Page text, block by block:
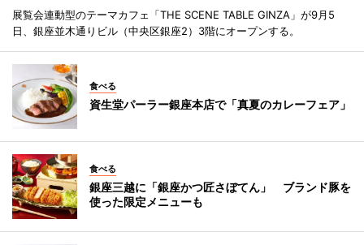
展覧会連動型のテーマカフェ「THE SCENE TABLE GINZA」が9月5
日、銀座並木通りビル（中央区銀座2）3階にオープンする。
食べる
資生堂パーラー銀座本店で「真夏のカレーフェア」
食べる
銀座三越に「銀座かつ匠さぼてん」 ブランド豚を
使った限定メニューも